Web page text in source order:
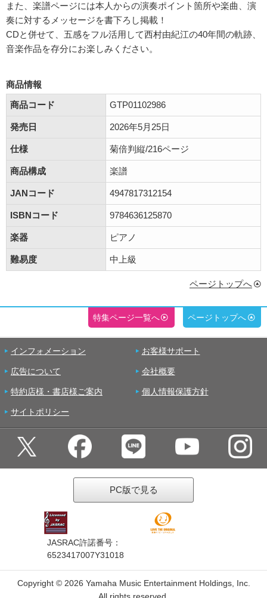
また、楽譜ページには本人からの演奏ポイント箇所や楽曲、演
奏に対するメッセージを書下ろし掲載！
CDと併せて、五感をフル活用して西村由紀江の40年間の軌跡、
音楽作品を存分にお楽しみください。
商品情報
商品コード
GTP01102986
発売日 2026年5月25日
仕様 菊倍判縦/216ページ
商品構成 楽譜
JANコード 4947817312154
ISBNコード 9784636125870
楽器 ピアノ
難易度 中上級
ページトップへ
特集ページ一覧へ ページトップへ
インフォメーション お客様サポート
広告について 会社概要
特約店様・書店様ご案内 個人情報保護方針
サイトポリシー
PC版で見る
JASRAC許諾番号：
6523417007Y31018
Copyright © 2026 Yamaha Music Entertainment Holdings, Inc.